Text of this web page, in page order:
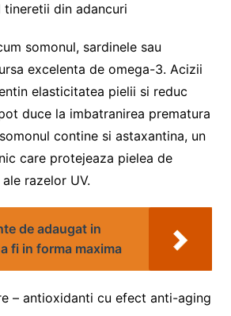
tineretii din adancuri
somonul, sardinele sau
excelenta de omega-3. Acizii
elasticitatea pielii si reduc
duce la imbatranirea prematura
contine si astaxantina, un
care protejeaza pielea de
razelor UV.
de adaugat in
fi in forma maxima
– antioxidanti cu efect anti-aging